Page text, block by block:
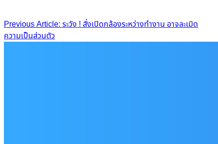
Post
navigation
Previous Article: ระวัง ! สั่งเปิดกล้องระหว่างทำงาน อาจละเมิด
ความเป็นส่วนตัว